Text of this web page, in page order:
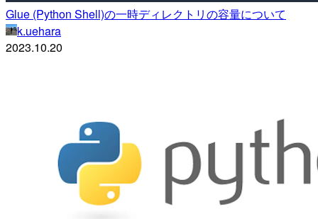
Glue (Python Shell)の一時ディレクトリの容量について
k.uehara
2023.10.20